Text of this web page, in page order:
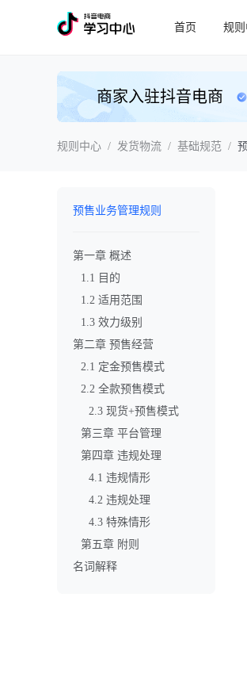
首页 规
商家入驻抖音电商
规则中心 / 发货物流 / 基础规范 /
预售业务管理规则
第一章 概述
1.1 目的
1.2 适用范围
1.3 效力级别
第二章 预售经营
2.1 定金预售模式
2.2 全款预售模式
2.3 现货+预售模式
第三章 平台管理
第四章 违规处理
4.1 违规情形
4.2 违规处理
4.3 特殊情形
第五章 附则
名词解释